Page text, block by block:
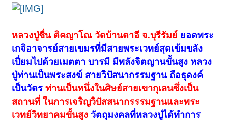
หลวงปู่ชื่น ติคญาโณ วัดบ้านตาอี จ.บุรีรัมย์ ยอดพระ
เกจิอาจารย์สายเขมรที่มีสายพระเวทย์สุดเข้มขลัง
เปี่ยมไปด้วยเมตตา บารมี มีพลังจิตญานขั้นสูง หลวง
ปู่ท่านเป็นพระสงฆ์ สายวิปัสนากรรมฐาน ถือธุดงค์
เป็นวัตร ท่านเป็นหนึ่งในศิษย์สายเขากุเลนซึ่งเป็น
สถานที่ ในการเจริญวิปัสสนากรรรมฐานและพระ
เวทย์วิทยาคมขั้นสูงวัตถุมงคลที่หลวงปู่ได้ทำการ